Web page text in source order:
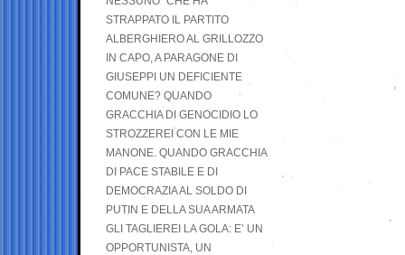
STRAPPATO IL PARTITO
ALBERGHIERO AL GRILLOZZO
IN CAPO, A PARAGONE DI
GIUSEPPI UN DEFICIENTE
COMUNE? QUANDO
GRACCHIA DI GENOCIDIO LO
STROZZEREI CON LE MIE
MANONE. QUANDO GRACCHIA
DI PACE STABILE E DI
DEMOCRAZIA AL SOLDO DI
PUTIN E DELLA SUA ARMATA
GLI TAGLIEREI LA GOLA: E’ UN
OPPORTUNISTA, UN